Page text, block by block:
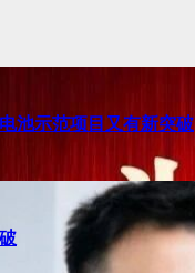
池示范项目又有新突破